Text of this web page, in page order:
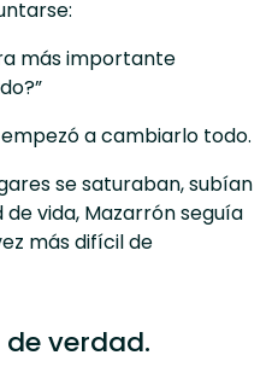
más importante
empezó a cambiarlo todo.
se saturaban, subían
vida, Mazarrón seguía
más difícil de
verdad.